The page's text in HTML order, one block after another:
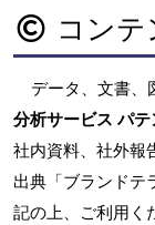
コン
データ、文書、
分析サービス パ
社内資料、社外報
出典「ブランドテ
記の上、ご利用く